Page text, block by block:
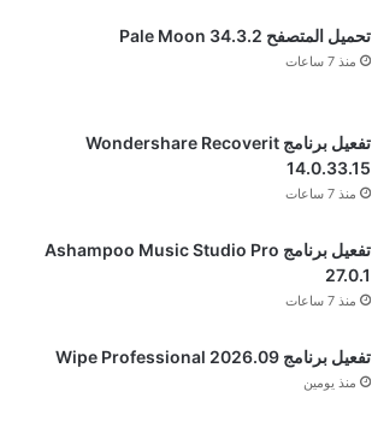
تحميل المتصفح Pale Moon 34.3.2
منذ 7 ساعات
تفعيل برنامج Wondershare Recoverit
14.0.33.15
منذ 7 ساعات
تفعيل برنامج Ashampoo Music Studio Pro
27.0.1
منذ 7 ساعات
تفعيل برنامج Wipe Professional 2026.09
منذ يومين